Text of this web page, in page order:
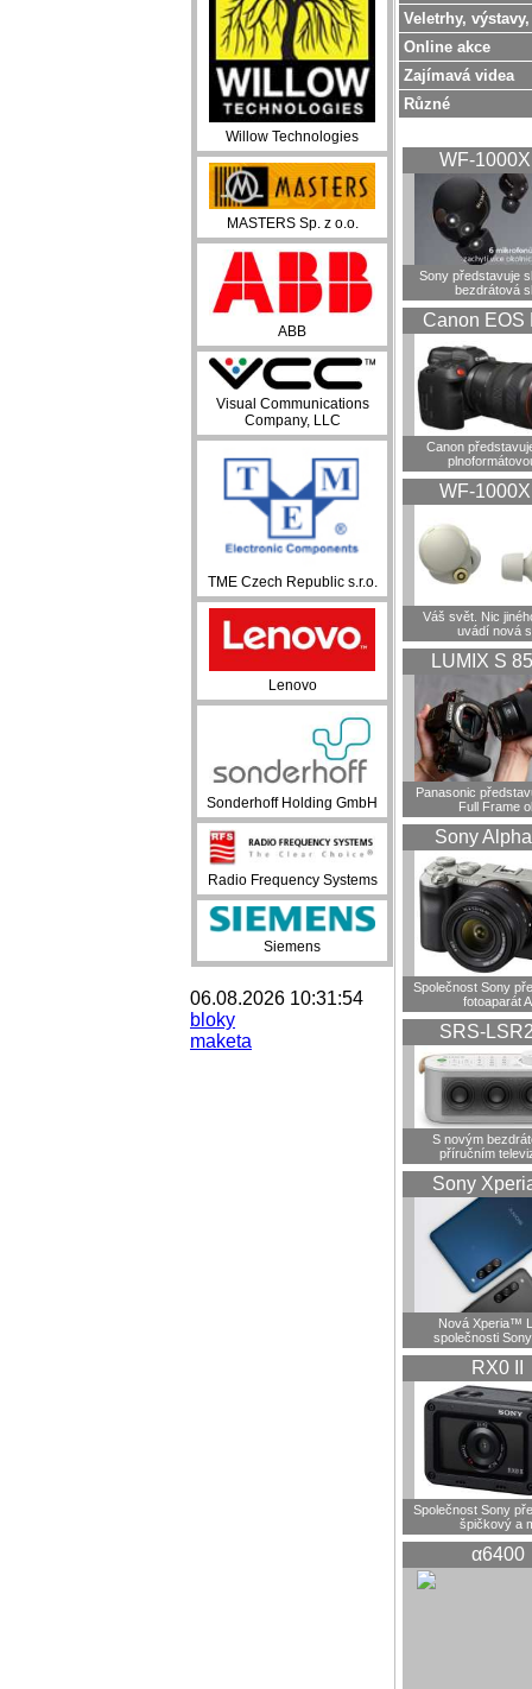
Willow Technologies
MASTERS Sp. z o.o.
ABB
Visual Communications
Company, LLC
TME Czech Republic s.r.o.
Lenovo
Sonderhoff Holding GmbH
Radio Frequency Systems
Siemens
06.08.2026 10:31:54
bloky
maketa
Veletrhy,
Online akce
Zajímavá videa
Různé
WF-
Sony představuje
bezdrátová
Canon EOS
Canon
WF-
Váš svět. Nic
uvádí nová
LUMIX S
Panasonic
Full Frame
Sony
Společnost Sony
fotoaparát A
SRS-
S novým
příručním
Sony
Nová Xperia™
společnosti
RX0 II
Společnost Sony
špičkový a
α6400